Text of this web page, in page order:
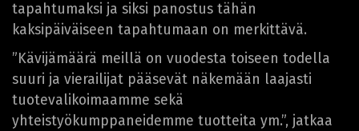
tapahtumaksi ja siksi panostus tähän
kaksipäiväiseen tapahtumaan on merkittävä.
”Kävijämäärä meillä on vuodesta toiseen todella
suuri ja vierailijat pääsevät näkemään laajasti
tuotevalikoimaamme sekä
yhteistyökumppaneidemme tuotteita ym.”, jatkaa